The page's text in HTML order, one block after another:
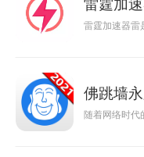
雷霆加
雷霆加速器雷
佛跳墙
随着网络时代